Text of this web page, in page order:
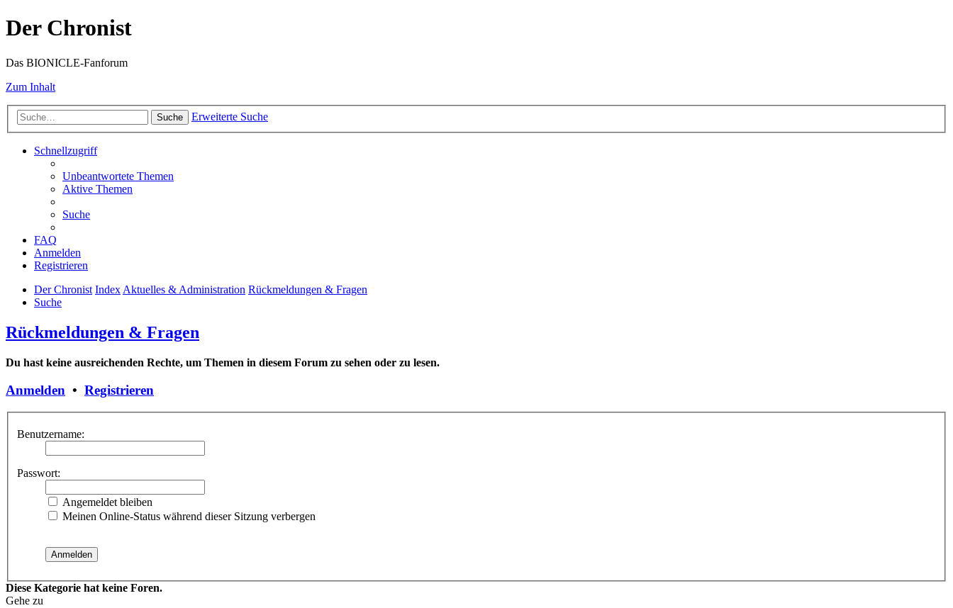
Der Chronist
Das BIONICLE-Fanforum
Zum Inhalt
Suche Erweiterte Suche
Schnellzugriff
Unbeantwortete Themen
Aktive Themen
Suche
FAQ
Anmelden
Registrieren
Der Chronist IndexAktuelles & Administration Rückmeldungen & Fragen
Suche
Rückmeldungen & Fragen
Du hast keine ausreichenden Rechte, um Themen in diesem Forum zu sehen oder zu lesen.
Anmelden • Registrieren
Benutzername:
Passwort:
Angemeldet bleiben
Meinen Online-Status während dieser Sitzung verbergen
Diese Kategorie hat keine Foren.
Gehe zu